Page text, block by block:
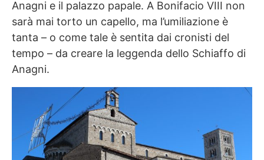
Anagni e il palazzo papale. A Bonifacio VIII non
sarà mai torto un capello, ma l’umiliazione è
tanta – o come tale è sentita dai cronisti del
tempo – da creare la leggenda dello Schiaffo di
Anagni.